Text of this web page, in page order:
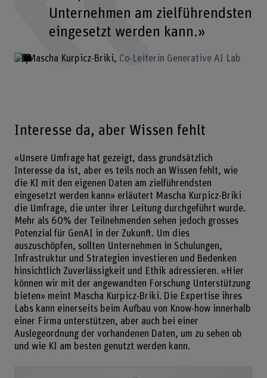
Unternehmen am zielführendsten
eingesetzt werden kann.»
Mascha Kurpicz-Briki Co-Leiterin Generative AI Lab
Interesse da, aber Wissen fehlt
«Unsere Umfrage hat gezeigt, dass grundsätzlich
Interesse da ist, aber es teils noch an Wissen fehlt, wie
die KI mit den eigenen Daten am zielführendsten
eingesetzt werden kann» erläutert Mascha Kurpicz-Briki
die Umfrage, die unter ihrer Leitung durchgeführt wurde.
Mehr als 60% der Teilnehmenden sehen jedoch grosses
Potenzial für GenAI in der Zukunft. Um dies
auszuschöpfen, sollten Unternehmen in Schulungen,
Infrastruktur und Strategien investieren und Bedenken
hinsichtlich Zuverlässigkeit und Ethik adressieren. «Hier
können wir mit der angewandten Forschung Unterstützung
bieten» meint Mascha Kurpicz-Briki. Die Expertise ihres
Labs kann einerseits beim Aufbau von Know-how innerhalb
einer Firma unterstützen, aber auch bei einer
Auslegeordnung der vorhandenen Daten, um zu sehen ob
und wie KI am besten genutzt werden kann.